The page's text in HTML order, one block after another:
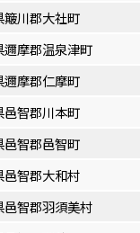
簸川郡大社町
邇摩郡温泉津町
邇摩郡仁摩町
邑智郡川本町
邑智郡邑智町
邑智郡大和村
邑智郡羽須美村